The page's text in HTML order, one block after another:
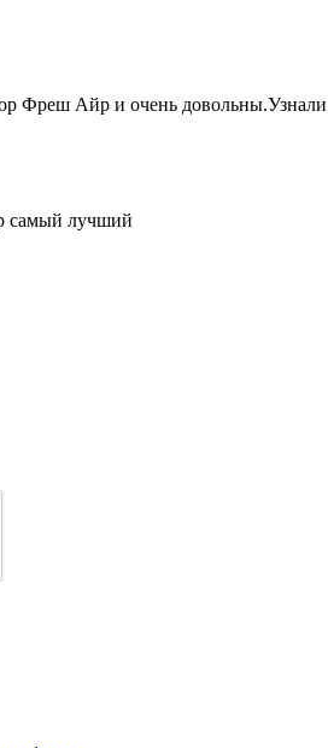
Фреш Айр и очень довольны.Узнали
самый лучший